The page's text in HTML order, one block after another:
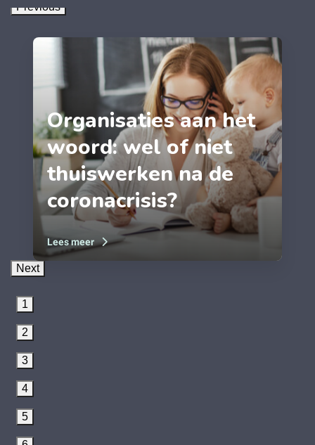
Previous
Organisaties aan het
woord: wel of niet
thuiswerken na de
coronacrisis?
Lees meer
Next
1
2
3
4
5